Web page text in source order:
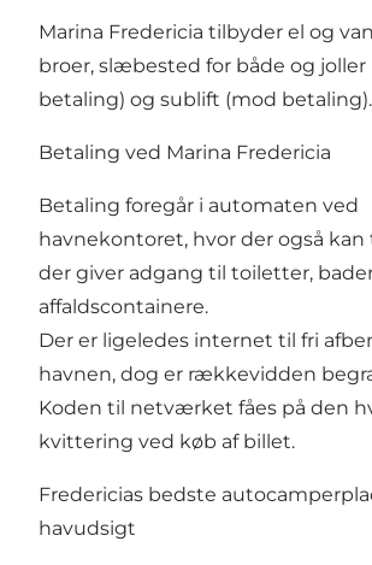
Marina Fredericia tilbyder el og
broer, slæbested for både og joller
betaling) og sublift (mod betaling).
Betaling ved Marina Fredericia
Betaling foregår i automaten ved
havnekontoret, hvor der også
der giver adgang til toiletter,
affaldscontainere.
Der er ligeledes internet til fri
havnen, dog er rækkevidden
Koden til netværket fåes på den
kvittering ved køb af billet.
Fredericias bedste
havudsigt